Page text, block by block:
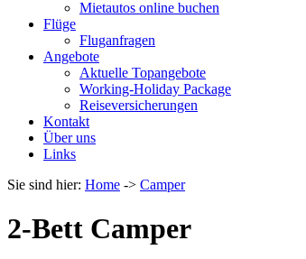
Mietautos online buchen
Flüge
Fluganfragen
Angebote
Aktuelle Topangebote
Working-Holiday Package
Reiseversicherungen
Kontakt
Über uns
Links
Sie sind hier: Home -> Camper
2-Bett Camper